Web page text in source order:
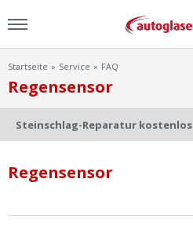
Home
Startseite Service FAQ
Regensensor
Steinschlag-Reparatur kostenlos
Regensensor